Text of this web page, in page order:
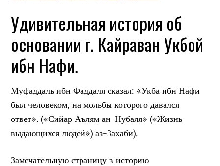
Удивительная история об
основании г. Кайраван Укбой
ибн Нафи.
Муфаддаль ибн Фаддаля сказал: «Укба ибн Нафи
был человеком, на мольбы которого давался
ответ». («Сийар Аълям ан-Нубаля» («Жизнь
выдающихся людей») аз-Захаби).
Замечательную страницу в историю